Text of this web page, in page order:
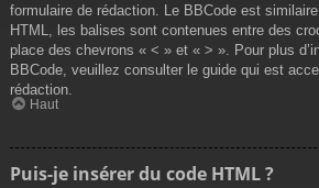
formulaire de rédaction. Le BBCode est
HTML, les balises sont contenues entre des
place des chevrons « < » et « > ». Pour plus
BBCode, veuillez consulter le guide qui est
rédaction.
Haut
Puis-je insérer du code HTML ?